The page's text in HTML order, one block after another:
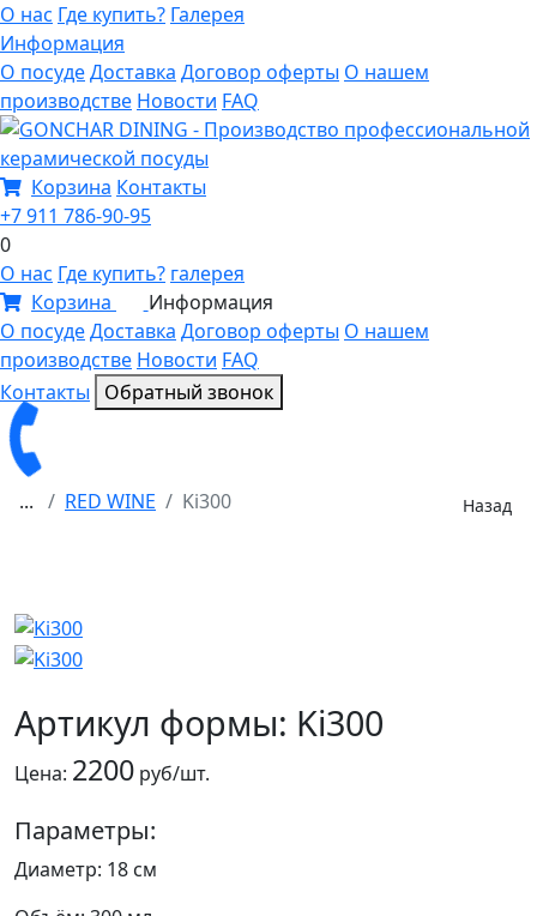
О нас Где купить? Галерея
Информация
О посудеДоставка Договор оферты О нашем
производстве Новости FAQ
Корзина Контакты
+7 911 786-90-95
0
О нас Где купить? галерея
Корзина
Информация
О посудеДоставка Договор оферты О нашем
производстве Новости FAQ
Контакты
Обратный звонок
... RED WINE Ki300 Назад
Артикул формы: Ki300
Цена: 2200 руб/шт.
Параметры:
Диаметр: 18 см